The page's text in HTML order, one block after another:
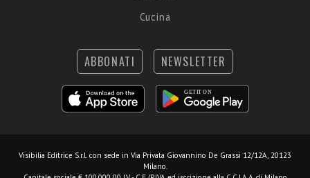
Cucina
ABBONATI NEWSLETTER
Visibilia Editrice S.r.l. con sede in Via Privata Giovannino De Grassi 12/12A, 20123
Milano.